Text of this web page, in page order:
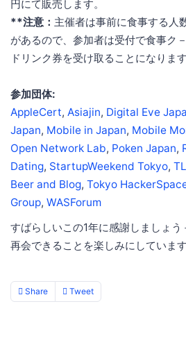
円にて販売します。
**注意： 主催者は事前に食事する人
があるので、参加者は受付で食事ク
ドリンク券を受け取ることになります
参加団体:
AppleCert, Asiajin, Digital Eve
Japan, Mobile in Japan, Mobile
Open Network Lab, Poken Japan,
Dating, StartupWeekend Tokyo,
Beer and Blog, Tokyo
Group, WASForum
すばらしいこの1年に感謝しましょ
再会できることを楽しみにしています
Share Tweet